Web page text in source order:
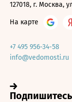
127018, г. Москва,
На карте
+7 495 956-34-58
info@vedomosti.ru